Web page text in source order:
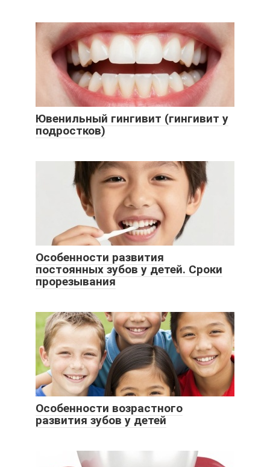
Ювенильный гингивит (гингивит у
подростков)
Особенности развития
постоянных зубов у детей. Сроки
прорезывания
Особенности возрастного
развития зубов у детей